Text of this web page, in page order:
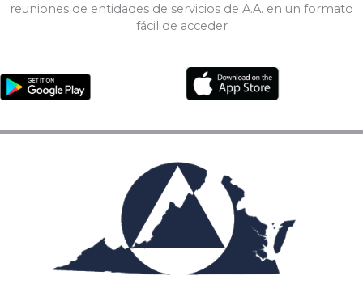
reuniones de entidades de servicios de A.A. en un formato
fácil de acceder